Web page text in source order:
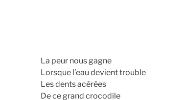
La peur nous gagne
Lorsque l’eau devient trouble
Les dents acérées
De ce grand crocodile